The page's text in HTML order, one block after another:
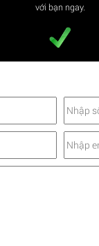
với bạn ngay.